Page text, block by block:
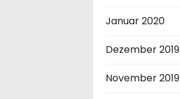
Januar 2020
Dezember 2019
November 2019